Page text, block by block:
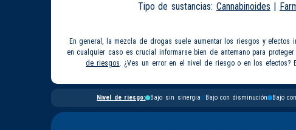
Tipo de sustancias: Cannabinoides |
En general, la mezcla de drogas suele aumentar los riesgos y efectos
en cualquier caso es crucial informarse bien de antemano para
de riesgos. ¿Ves un error en el nivel de riesgo o en los efectos?
Nivel de riesgo: Bajo sin sinergia Bajo con disminución Bajo